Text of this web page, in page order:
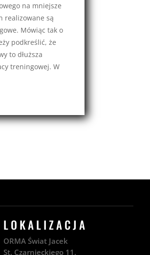
na mniejsze
realizowane są
Mówiąc tak o
podkreślić, że
to dłuższa
treningowej. W
LOKALIZACJA
ORMA Świat Jacek
St. Czarnieckiego 11,